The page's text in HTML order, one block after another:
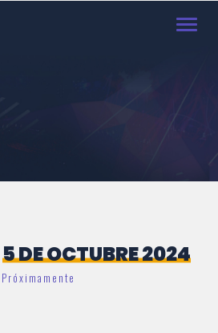
5 DE OCTUBRE 2024
Próximamente